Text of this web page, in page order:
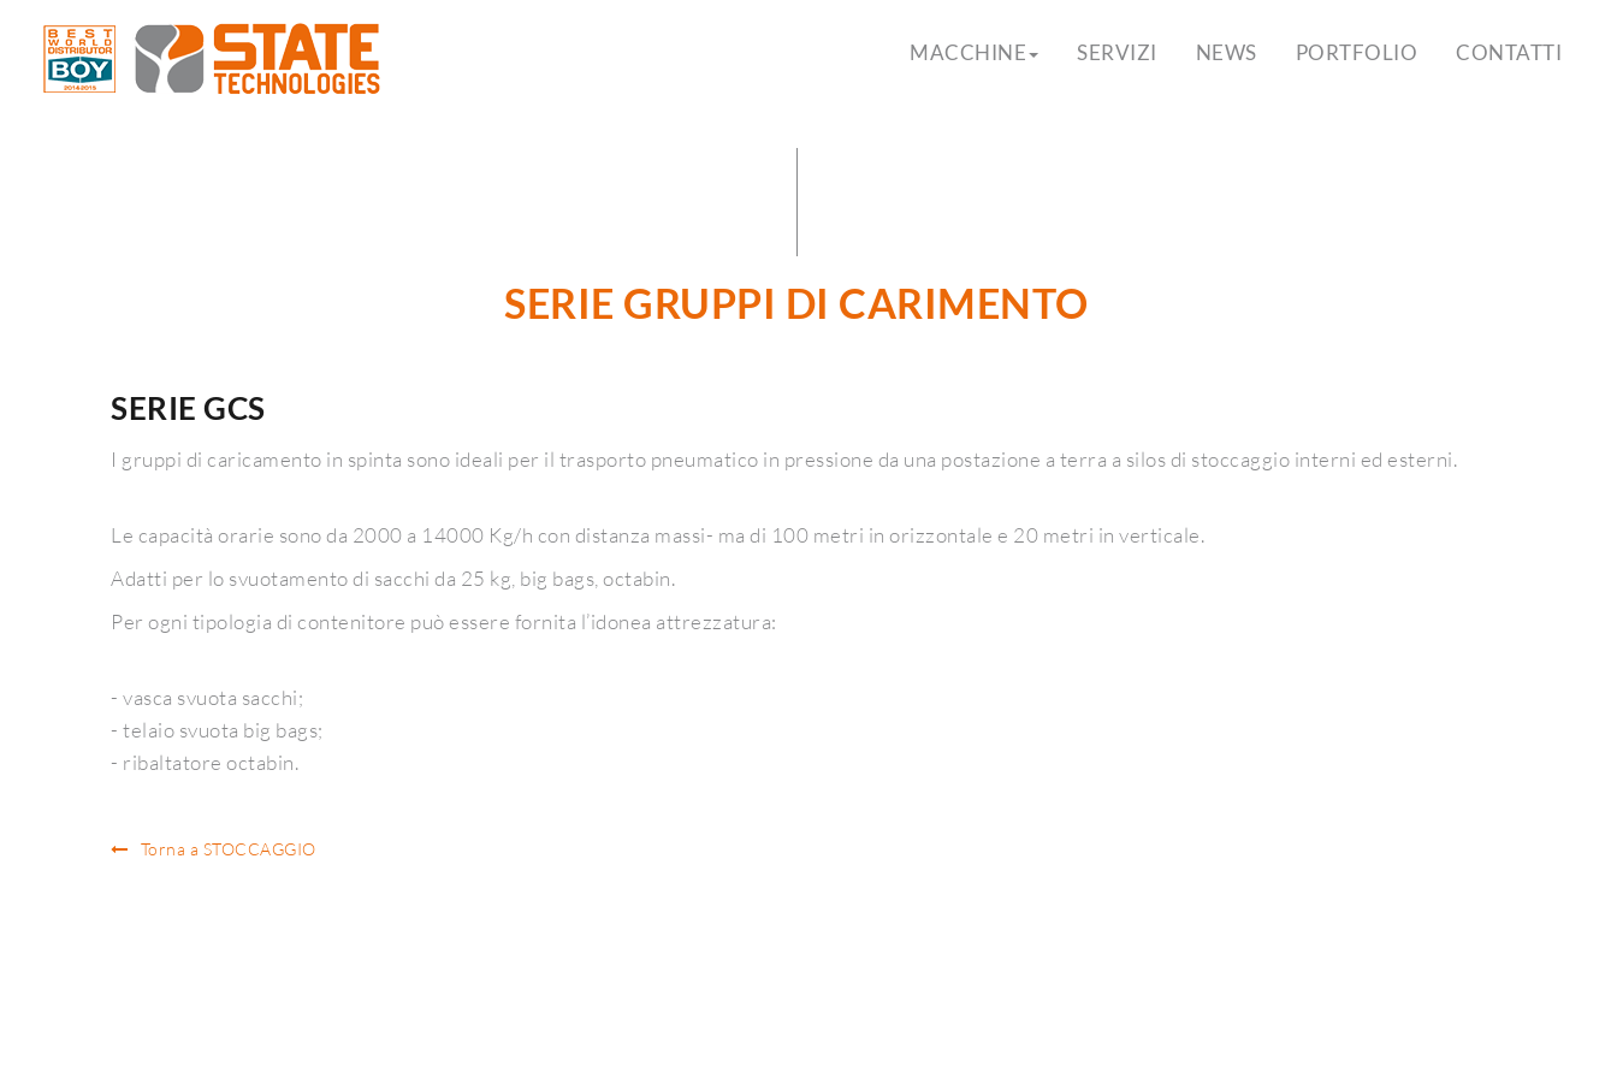
MACCHINE SERVIZI NEWS PORTFOLIO CONTATTI
SERIE GRUPPI DI CARIMENTO
SERIE GCS
I gruppi di caricamento in spinta sono ideali per il trasporto pneumatico in pressione da una postazione a terra a silos di stoccaggio interni ed esterni.
Le capacità orarie sono da 2000 a 14000 Kg/h con distanza massi- ma di 100 metri in orizzontale e 20 metri in verticale.
Adatti per lo svuotamento di sacchi da 25 kg, big bags, octabin.
Per ogni tipologia di contenitore può essere fornita l’idonea attrezzatura:
- vasca svuota sacchi;
- telaio svuota big bags;
- ribaltatore octabin.
Torna a STOCCAGGIO